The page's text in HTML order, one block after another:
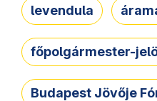
levendula
főpolgármester-
Budapest Jövője